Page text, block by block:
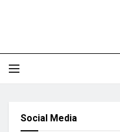
Social Media